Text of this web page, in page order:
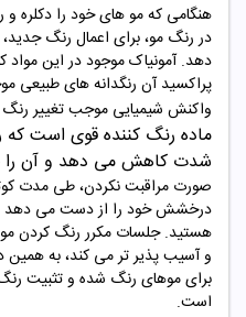
هنگامی که مو های خود را دکلره
در رنگ مو، برای اعمال رنگ جدید،
دهد. آمونیاک موجود در این مواد
پراکسید آن رنگدانه های طبیعی
واکنش شیمیایی موجب تغییر
ماده رنگ‌ کننده قوی است
شدت کاهش می دهد و آن
صورت مراقبت نکردن، طی مدت
درخشش خود را از دست می دهد و
هستید. جلسات مکرر رنگ کردن
و آسیب پذیر تر می کند، به همین
برای موهای رنگ شده و تثبیت
است.